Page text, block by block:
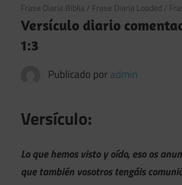
Frase Diaria Biblia / Frase Diaria Loaded /
Versículo diario
1:3
Publicado por admin
Versículo:
Lo que hemos visto y oído, eso os
que también vosotros tengáis